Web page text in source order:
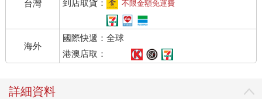
台灣
到店取貨：
不限金額免運費
海外
國際快遞：全球
港澳店取：
詳細資料